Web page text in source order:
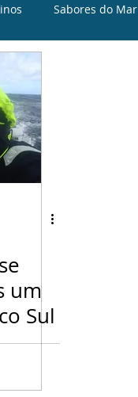
Sabores do Mar
um
Sul